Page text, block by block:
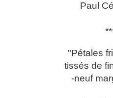
Paul
"Pétales
tissés de
-neuf